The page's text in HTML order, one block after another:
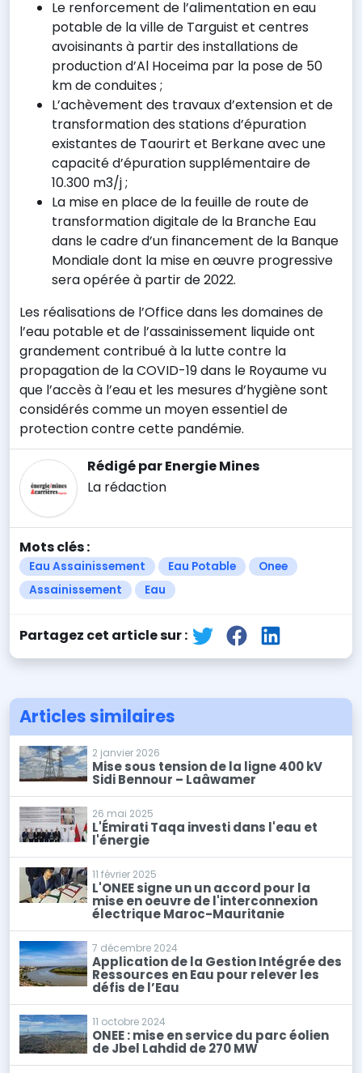
Le renforcement de l’alimentation en eau
potable de la ville de Targuist et centres
avoisinants à partir des installations de
production d’Al Hoceima par la pose de 50
km de conduites ;
L’achèvement des travaux d’extension et de
transformation des stations d’épuration
existantes de Taourirt et Berkane avec une
capacité d’épuration supplémentaire de
10.300 m3/j ;
La mise en place de la feuille de route de
transformation digitale de la Branche Eau
dans le cadre d’un financement de la Banque
Mondiale dont la mise en œuvre progressive
sera opérée à partir de 2022.
Les réalisations de l’Office dans les domaines de
l’eau potable et de l’assainissement liquide ont
grandement contribué à la lutte contre la
propagation de la COVID-19 dans le Royaume vu
que l’accès à l’eau et les mesures d’hygiène sont
considérés comme un moyen essentiel de
protection contre cette pandémie.
Rédigé par Energie Mines
La rédaction
Mots clés :
Eau Assainissement Eau Potable
Onee
Assainissement
Eau
Partagez cet article sur :
Articles similaires
2 janvier 2026
Mise sous tension de la ligne 400 kV
Sidi Bennour – Laâwamer
26 mai 2025
L'Émirati Taqa investi dans l'eau et
l'énergie
11 février 2025
L'ONEE signe un un accord pour la
mise en oeuvre de l'interconnexion
électrique Maroc-Mauritanie
7 décembre 2024
Application de la Gestion Intégrée des
Ressources en Eau pour relever les
défis de l’Eau
11 octobre 2024
ONEE : mise en service du parc éolien
de Jbel Lahdid de 270 MW